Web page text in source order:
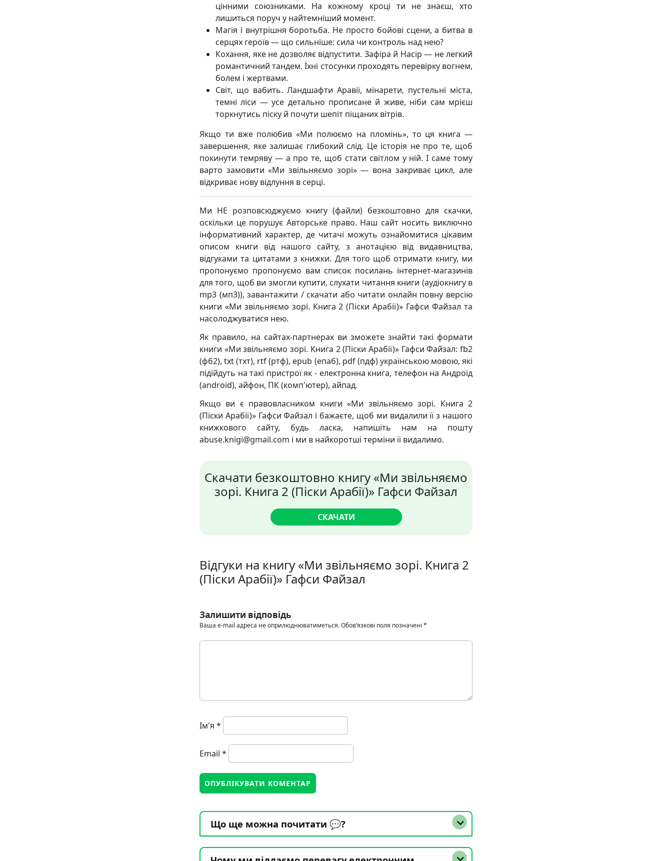
цінними союзниками. На кожному кроці ти не знаєш, хто
лишиться поруч у найтемніший момент.
Магія і внутрішня боротьба. Не просто бойові сцени, а битва в
серцях героїв — що сильніше: сила чи контроль над нею?
Кохання, яке не дозволяє відпустити. Зафіра й Насір — не легкий
романтичний тандем. Їхні стосунки проходять перевірку вогнем,
болем і жертвами.
Світ, що вабить. Ландшафти Аравії, мінарети, пустельні міста,
темні ліси — усе детально прописане й живе, ніби сам мрієш
торкнутись піску й почути шепіт піщаних вітрів.
Якщо ти вже полюбив «Ми полюємо на пломінь», то ця книга —
завершення, яке залишає глибокий слід. Це історія не про те, щоб
покинути темряву — а про те, щоб стати світлом у ній. І саме тому
варто замовити «Ми звільняємо зорі» — вона закриває цикл, але
відкриває нову відлуння в серці.
Ми НЕ розповсюджуємо книгу (файли) безкоштовно для скачки,
оскільки це порушує Авторське право. Наш сайт носить виключно
інформативний характер, де читачі можуть ознайомитися цікавим
описом книги від нашого сайту, з анотацією від видавництва,
відгуками та цитатами з книжки. Для того щоб отримати книгу, ми
пропонуємо пропонуємо вам список посилань інтернет-магазинів
для того, щоб ви змогли купити, слухати читання книги (аудіокнигу в
mp3 (мп3)), завантажити / скачати або читати онлайн повну версію
книги «Ми звільняємо зорі. Книга 2 (Піски Арабії)» Гафси Файзал та
насолоджуватися нею.
Як правило, на сайтах-партнерах ви зможете знайти такі формати
книги «Ми звільняємо зорі. Книга 2 (Піски Арабії)» Гафси Файзал: fb2
(фб2), txt (тхт), rtf (ртф), epub (епаб), pdf (пдф) українською мовою, які
підійдуть на такі пристрої як - електронна книга, телефон на Андроїд
(android), айфон, ПК (комп'ютер), айпад.
Якщо ви є правовласником книги «Ми звільняємо зорі. Книга 2
(Піски Арабії)» Гафси Файзал і бажаєте, щоб ми видалили її з нашого
книжкового сайту, будь ласка, напишіть нам на пошту
abuse.knigi@gmail.com і ми в найкоротші терміни її видалимо.
Скачати безкоштовно книгу «Ми звільняємо
зорі. Книга 2 (Піски Арабії)» Гафси Файзал
СКАЧАТИ
Відгуки на книгу «Ми звільняємо зорі. Книга 2
(Піски Арабії)» Гафси Файзал
Залишити відповідь
Ваша e-mail адреса не оприлюднюватиметься.Обов’язкові поля позначені *
Ім'я *
Email *
Що ще можна почитати 💬?